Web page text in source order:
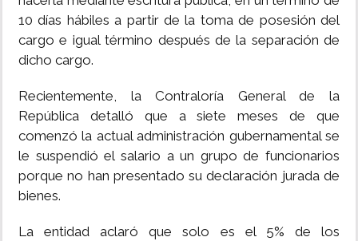
10 días hábiles a partir de la toma de posesión del
cargo e igual término después de la separación de
dicho cargo.
Recientemente, la Contraloría General de la
República detalló que a siete meses de que
comenzó la actual administración gubernamental se
le suspendió el salario a un grupo de funcionarios
porque no han presentado su declaración jurada de
bienes.
La entidad aclaró que solo es el 5% de los